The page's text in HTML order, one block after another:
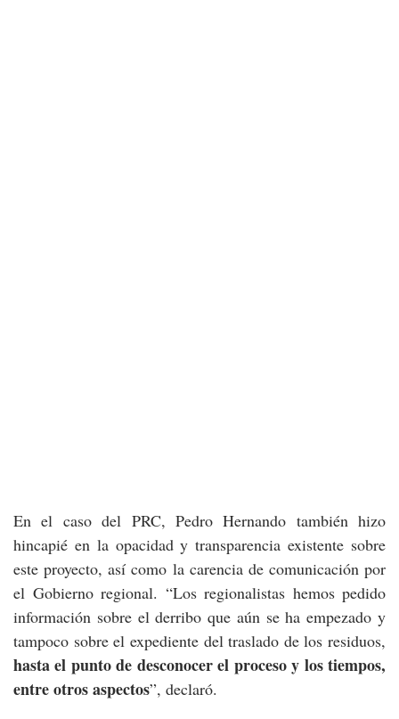
En el caso del PRC, Pedro Hernando también hizo
hincapié en la opacidad y transparencia existente sobre
este proyecto, así como la carencia de comunicación por
el Gobierno regional. “Los regionalistas hemos pedido
información sobre el derribo que aún se ha empezado y
tampoco sobre el expediente del traslado de los residuos,
hasta el punto de desconocer el proceso y los tiempos,
entre otros aspectos”, declaró.